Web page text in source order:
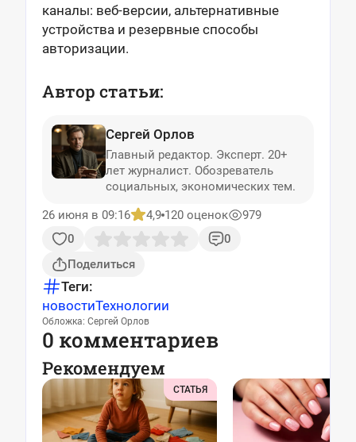
каналы: веб-версии, альтернативные
устройства и резервные способы
авторизации.
Автор статьи:
Сергей Орлов
Главный редактор. Эксперт. 20+
лет журналист. Обозреватель
социальных, экономических тем.
26 июня в 09:16
4,9 120 оценок
979
0
0
Поделиться
Теги:
новостиТехнологии
Обложка: Сергей Орлов
0 комментариев
Рекомендуем
СТАТЬЯ